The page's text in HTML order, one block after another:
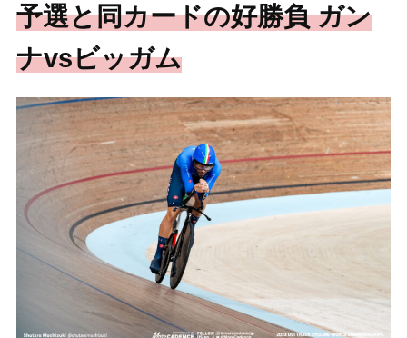
予選と同カードの好勝負 ガン
ナvsビッガム